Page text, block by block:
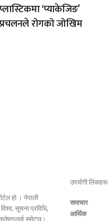
प्लास्टिकमा ‘प्याकेजिङ’
प्रचलनले रोगको जोखिम
हो । नेपाली
सूचना प्रविधि,
समेट्छ।
उपयोगी लिंकहरू
समाचार
आर्थिक